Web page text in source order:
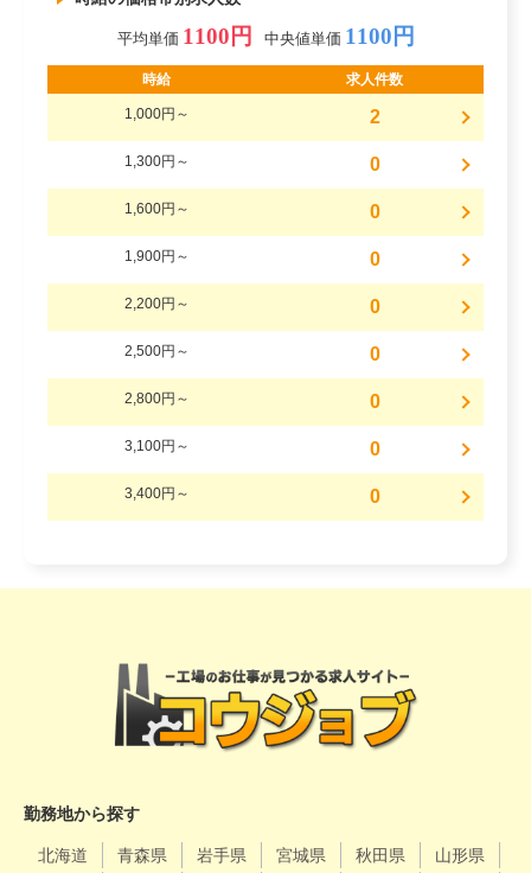
平均単価 1100円 中央値単価 1100円
時給 求人件数
1,000円～ 2
1,300円～ 0
1,600円～ 0
1,900円～ 0
2,200円～ 0
2,500円～ 0
2,800円～ 0
3,100円～ 0
3,400円～ 0
勤務地から探す
北海道 青森県 岩手県 宮城県 秋田県
山形県